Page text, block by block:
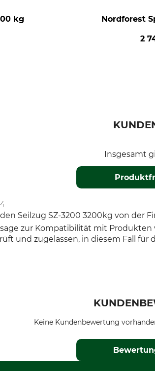
kg Nordforest
2
Insgesamt
Seilzug SZ-3200 3200kg von der
zur Kompatibilität mit
und zugelassen, in diesem Fall für
Keine Kundenbewertung